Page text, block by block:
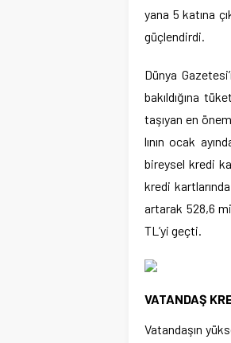
yana 5 katına
güçlendirdi.
Dünya
bakıldığına
taşıyan en
lının ocak
bireysel kredi
kredi
artarak 528,6
TL’yi geçti.
VATANDAŞ
Vatandaşın